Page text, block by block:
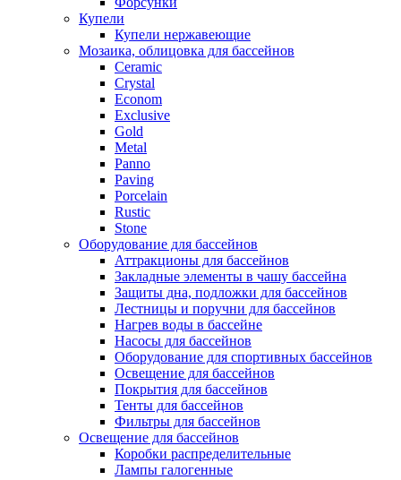
Купели
Купели нержавеющие
Мозаика, облицовка для бассейнов
Ceramic
Crystal
Econom
Exclusive
Gold
Metal
Panno
Paving
Porcelain
Rustic
Stone
Оборудование для бассейнов
Аттракционы для бассейнов
Закладные элементы в чашу бассейна
Защиты дна, подложки для бассейнов
Лестницы и поручни для бассейнов
Нагрев воды в бассейне
Насосы для бассейнов
Оборудование для спортивных бассейнов
Освещение для бассейнов
Покрытия для бассейнов
Тенты для бассейнов
Фильтры для бассейнов
Освещение для бассейнов
Коробки распределительные
Лампы галогенные